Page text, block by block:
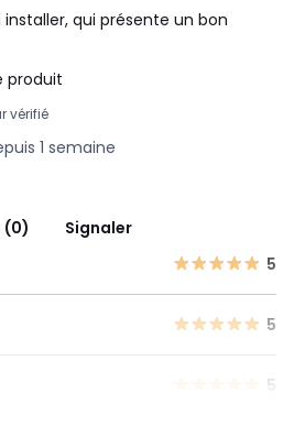
qui présente un bon
produit
vérifié
1 semaine
(0)
Signaler
5
5
5